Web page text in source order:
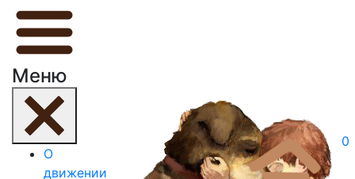
Меню
О
движении
0